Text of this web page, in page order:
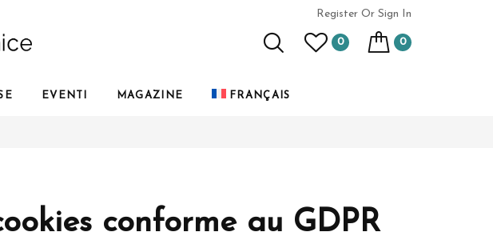
Register Or Sign In
0 0
EVENTI MAGAZINE FRANÇAIS
conforme au GDPR